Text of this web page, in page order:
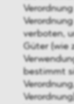
verboten,
Güter (wie
bestimmt